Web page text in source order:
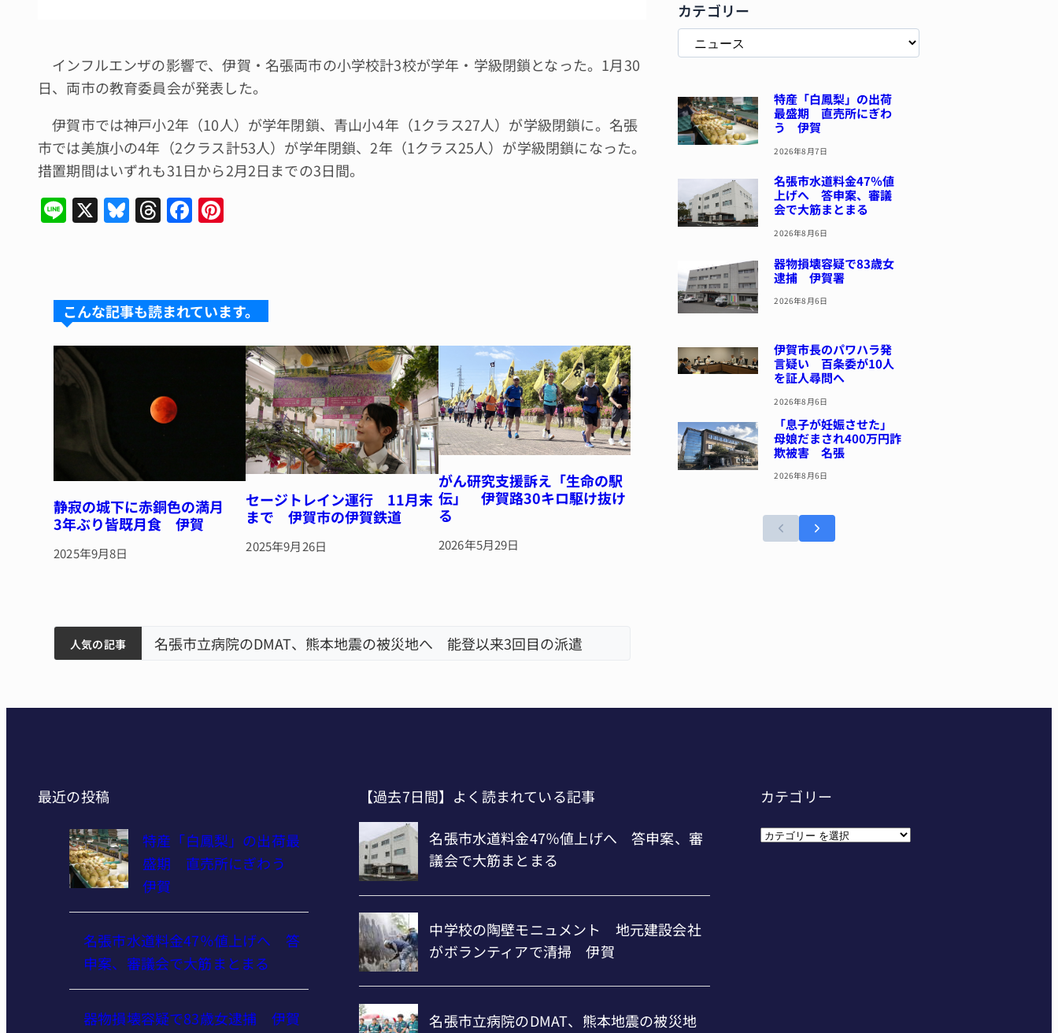
インフルエンザの影響で、伊賀・名張両市の小学校計3校が学年・学級閉鎖となった。1月30
日、両市の教育委員会が発表した。
伊賀市では神戸小2年（10人）が学年閉鎖、青山小4年（1クラス27人）が学級閉鎖に。名張
市では美旗小の4年（2クラス計53人）が学年閉鎖、2年（1クラス25人）が学級閉鎖になった。
措置期間はいずれも31日から2月2日までの3日間。
Li
n
X Bl
u
k
y
T
hr
d
s
F
a
b
o
st
こんな記事も読まれています。
静寂の城下に赤銅色の満月
3年ぶり皆既月食 伊賀
2025年9月8日
セージトレイン運行 11月末
まで 伊賀市の伊賀鉄道
2025年9月26日
がん研究支援訴え「生命の駅
伝」 伊賀路30キロ駆け抜け
る
2026年5月29日
人気の記事
ィアで清掃 伊賀 名張市立病院のDMAT、熊本地震の被災地へ 能登以来3回目の派遣
カテゴリー
特産「白鳳梨」の出荷
最盛期 直売所にぎわ
う 伊賀
2026年8月7日
名張市水道料金47％値
上げへ 答申案、審議
会で大筋まとまる
2026年8月6日
器物損壊容疑で83歳女
逮捕 伊賀署
2026年8月6日
伊賀市長のパワハラ発
言疑い 百条委が10人
を証人尋問へ
2026年8月6日
「息子が妊娠させた」
母娘だまされ400万円詐
欺被害 名張
2026年8月6日
最近の投稿
特産「白鳳梨」の出荷最
盛期 直売所にぎわう
伊賀
名張市水道料金47％値上げへ 答
申案、審議会で大筋まとまる
器物損壊容疑で83歳女逮捕 伊賀
【過去7日間】よく読まれている記事
カテゴリー
カ